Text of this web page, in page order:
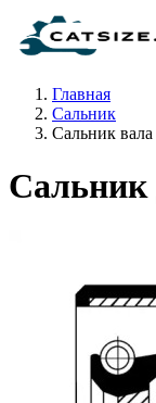
Главная
Сальник
Сальник вала
Сальник